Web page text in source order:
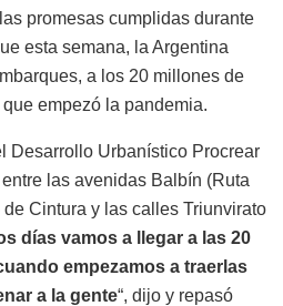
promesas cumplidas durante
esta semana, la Argentina
a los 20 millones de
empezó la pandemia.
Desarrollo Urbanístico Procrear
entre las avenidas Balbín (Ruta
Cintura y las calles Triunvirato
días vamos a llegar a las 20
empezamos a traerlas
a la gente“, dijo y repasó